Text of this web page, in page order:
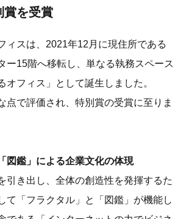
賞を受賞
ィスは、2021年12月に現住所である
ー15階へ移転し、単なる執務スペース
オフィス」として誕生しました。
点で評価され、特別賞の受賞に至りま
図鑑」による企業文化の体現
引き出し、全体の創造性を発揮するた
て「フラクタル」と「図鑑」が機能し